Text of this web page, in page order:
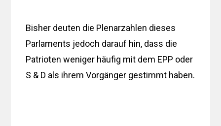
Bisher deuten die Plenarzahlen dieses
Parlaments jedoch darauf hin, dass die
Patrioten weniger häufig mit dem EPP oder
S & D als ihrem Vorgänger gestimmt haben.